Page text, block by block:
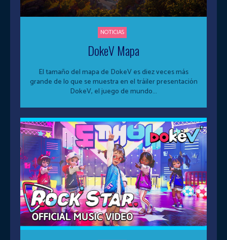
NOTICIAS
DokeV Mapa
El tamaño del mapa de DokeV es diez veces más
grande de lo que se muestra en el tráiler presentación
DokeV, el juego de mundo...